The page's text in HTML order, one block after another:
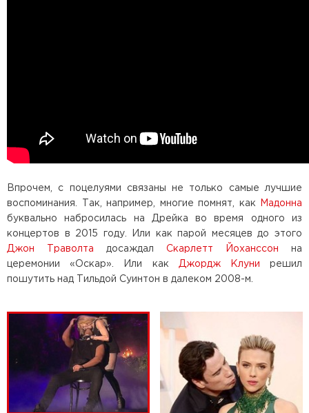
Впрочем, с поцелуями связаны не только самые лучшие
воспоминания. Так, например, многие помнят, как
Мадонна
буквально набросилась на Дрейка во время одного из
концертов в 2015 году. Или как парой месяцев до этого
Джон Траволта досаждал Скарлетт Йоханссон на
церемонии «Оскар». Или как
Джордж Клуни решил
пошутить над Тильдой Суинтон в далеком 2008-м.